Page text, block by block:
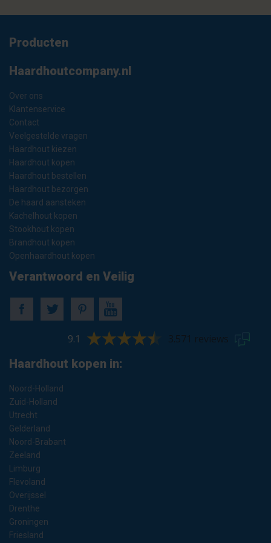
Producten
Haardhoutcompany.nl
Over ons
Klantenservice
Contact
Veelgestelde vragen
Haardhout kiezen
Haardhout kopen
Haardhout bestellen
Haardhout bezorgen
De haard aansteken
Kachelhout kopen
Stookhout kopen
Brandhout kopen
Openhaardhout kopen
Verantwoord en Veilig
9.1 3.571 reviews
Haardhout kopen in:
Noord-Holland
Zuid-Holland
Utrecht
Gelderland
Noord-Brabant
Zeeland
Limburg
Flevoland
Overijssel
Drenthe
Groningen
Friesland